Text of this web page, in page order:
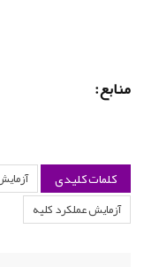
منابع:
کلمات کلیدی
آزمایش عملکرد کلیه